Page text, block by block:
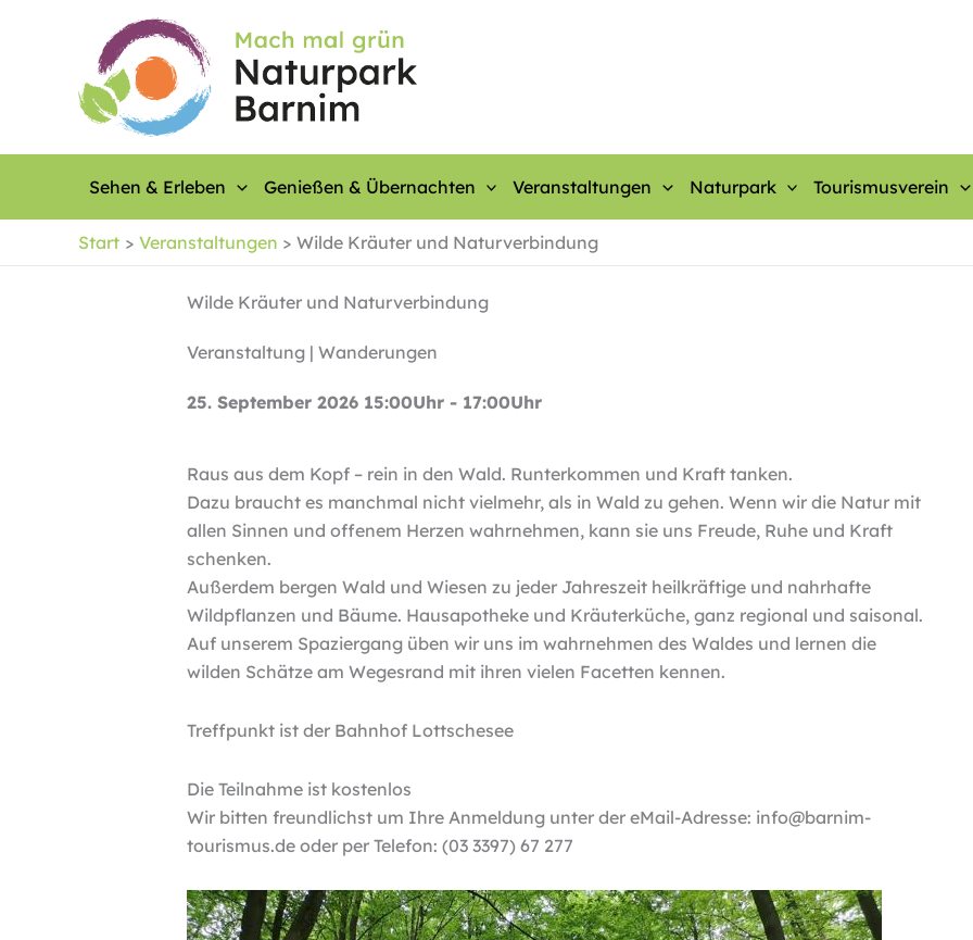
Sehen & Erleben Genießen & Übernachten Veranstaltungen Naturpark Tourismusverein
Start Veranstaltungen Wilde Kräuter und Naturverbindung
Wilde Kräuter und Naturverbindung
Veranstaltung | Wanderungen
25. September 2026 15:00Uhr - 17:00Uhr
Raus aus dem Kopf – rein in den Wald. Runterkommen und Kraft tanken.
Dazu braucht es manchmal nicht vielmehr, als in Wald zu gehen. Wenn wir die Natur mit
allen Sinnen und offenem Herzen wahrnehmen, kann sie uns Freude, Ruhe und Kraft
schenken.
Außerdem bergen Wald und Wiesen zu jeder Jahreszeit heilkräftige und nahrhafte
Wildpflanzen und Bäume. Hausapotheke und Kräuterküche, ganz regional und saisonal.
Auf unserem Spaziergang üben wir uns im wahrnehmen des Waldes und lernen die
wilden Schätze am Wegesrand mit ihren vielen Facetten kennen.
Treffpunkt ist der Bahnhof Lottschesee
Die Teilnahme ist kostenlos
Wir bitten freundlichst um Ihre Anmeldung unter der eMail-Adresse: info@barnim-
tourismus.de oder per Telefon: (03 3397) 67 277